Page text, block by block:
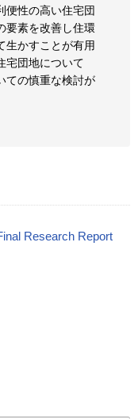
便性の高い住宅団
要素を改善し住環
生かすことが有用
宅団地について
ての慎重な検討が
Research Report